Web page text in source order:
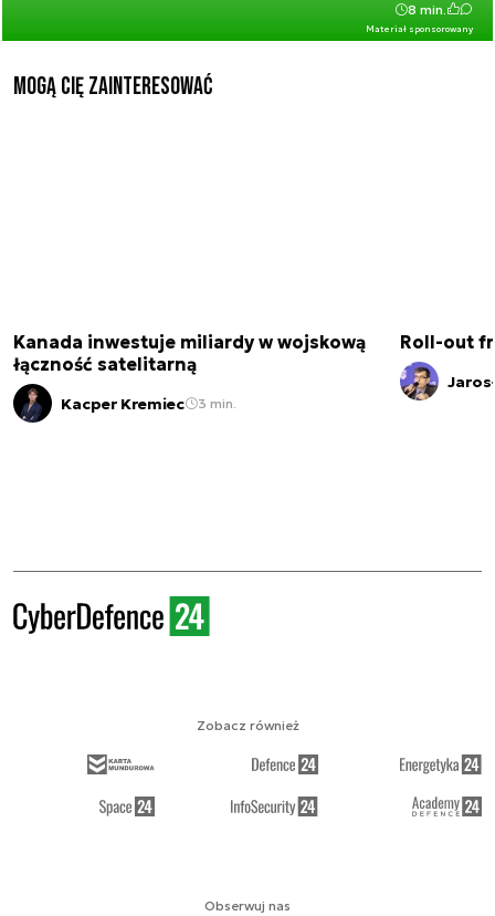
Materiał sponsorowany
8 min.
Mogą Cię zainteresować
Kanada inwestuje miliardy w wojskową
łączność satelitarną
Kacper Kremiec 3 min.
Roll-out
Obserwuj nas
Zobacz również